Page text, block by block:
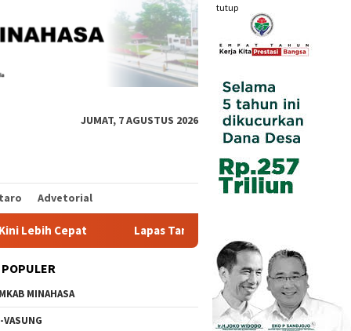
tutup
JUMAT, 7 AGUSTUS 2026
Advetorial
Lapas Tamako dan Kemenag Bersinergi Pulihkan Mental
MINAHASA
VASUNG